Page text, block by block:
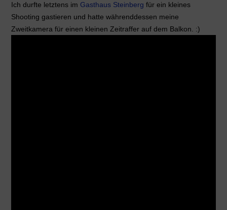
Ich durfte letztens im Gasthaus Steinberg für ein kleines
Shooting gastieren und hatte währenddessen meine
Zweitkamera für einen kleinen Zeitraffer auf dem Balkon. :)